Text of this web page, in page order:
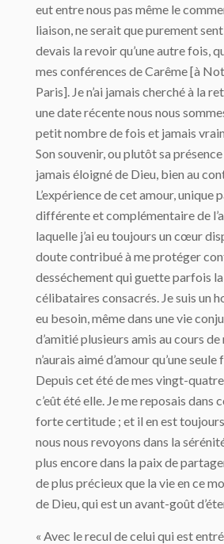
eut entre nous pas même le
liaison, ne serait que purement
devais la revoir qu’une autre fois,
mes conférences de Carême [à
Paris]. Je n’ai jamais cherché à la
une date récente nous nous
petit nombre de fois et jamais
Son souvenir, ou plutôt sa présence
jamais éloigné de Dieu, bien au
L’expérience de cet amour, unique
différente et complémentaire de
laquelle j’ai eu toujours un cœur
doute contribué à me protéger
desséchement qui guette parfois
célibataires consacrés. Je suis un
eu besoin, même dans une vie
d’amitié plusieurs amis au cours de
n’aurais aimé d’amour qu’une
Depuis cet été de mes vingt-quatre
c’eût été elle. Je me reposais dans
forte certitude ; et il en est
nous nous revoyons dans la
plus encore dans la paix de
de plus précieux que la vie en ce
de Dieu, qui est un avant-goût
« Avec le recul de celui qui est